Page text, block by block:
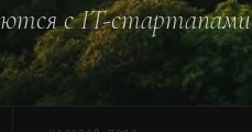
с IT-стартапами